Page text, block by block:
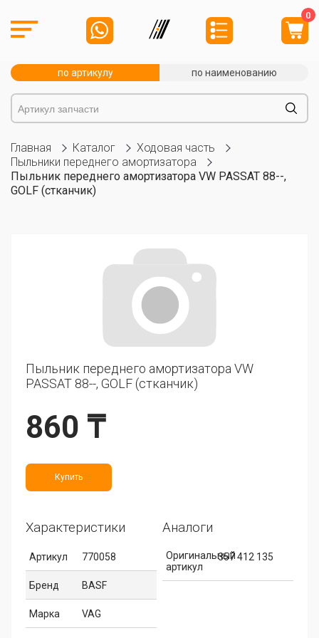
0
по артикулу по наименованию
Главная Каталог
Ходовая часть
Пыльники переднего амортизатора
Пыльник переднего амортизатора VW PASSAT 88--,
GOLF (стканчик)
Пыльник переднего амортизатора VW
PASSAT 88--, GOLF (стканчик)
860 ₸
Купить
Характеристики
Артикул 770058
Бренд BASF
Марка VAG
Аналоги
Оригинальный
артикул
357 412 135